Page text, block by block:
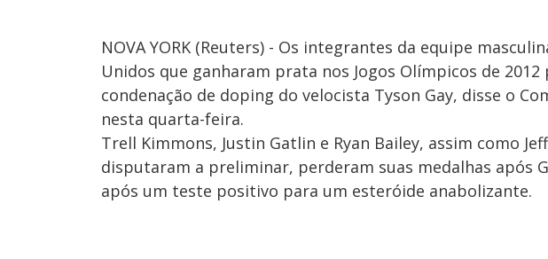
NOVA YORK (Reuters) - Os integrantes da equipe
Unidos que ganharam prata nos Jogos Olímpicos de
condenação de doping do velocista Tyson Gay, disse o
nesta quarta-feira.
Trell Kimmons, Justin Gatlin e Ryan Bailey, assim como
disputaram a preliminar, perderam suas medalhas após
após um teste positivo para um esteróide anabolizante.